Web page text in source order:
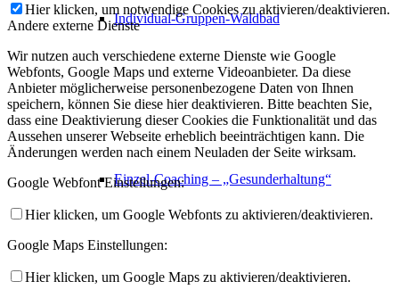
Individual-Gruppen-Waldbad
Einzel-Coaching – „Gesunderhaltung“
Hier klicken, um notwendige Cookies zu aktivieren/deaktivieren.
Andere externe Dienste
Wir nutzen auch verschiedene externe Dienste wie Google
Webfonts, Google Maps und externe Videoanbieter. Da diese
Anbieter möglicherweise personenbezogene Daten von Ihnen
speichern, können Sie diese hier deaktivieren. Bitte beachten Sie,
dass eine Deaktivierung dieser Cookies die Funktionalität und das
Aussehen unserer Webseite erheblich beeinträchtigen kann. Die
Änderungen werden nach einem Neuladen der Seite wirksam.
Google Webfont Einstellungen:
Hier klicken, um Google Webfonts zu aktivieren/deaktivieren.
Google Maps Einstellungen:
Hier klicken, um Google Maps zu aktivieren/deaktivieren.